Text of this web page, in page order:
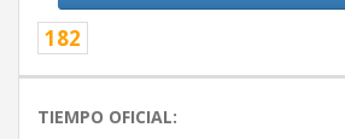
182
TIEMPO OFICIAL: